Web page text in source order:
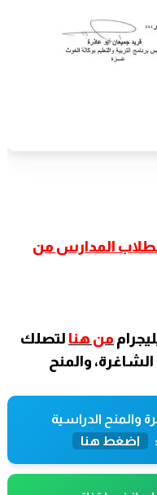
لطلاب المدارس من
من هنا لتصلك
والمنح
والمنح الدراسية
اضغط هنا